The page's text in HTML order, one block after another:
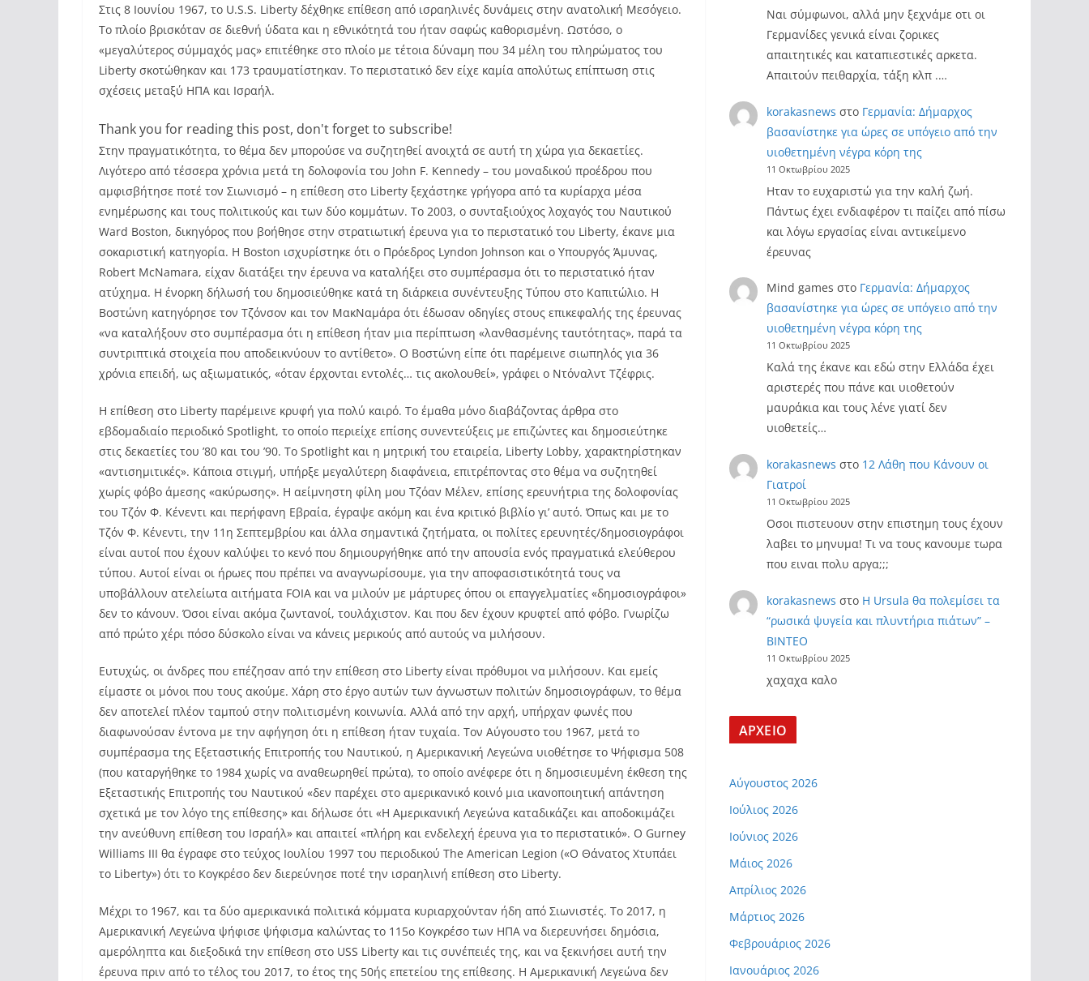
Στις 8 Ιουνίου 1967, το U.S.S. Liberty δέχθηκε επίθεση από ισραηλινές δυνάμεις στην ανατολική Μεσόγειο.
Το πλοίο βρισκόταν σε διεθνή ύδατα και η εθνικότητά του ήταν σαφώς καθορισμένη. Ωστόσο, ο
«μεγαλύτερος σύμμαχός μας» επιτέθηκε στο πλοίο με τέτοια δύναμη που 34 μέλη του πληρώματος του
Liberty σκοτώθηκαν και 173 τραυματίστηκαν. Το περιστατικό δεν είχε καμία απολύτως επίπτωση στις
σχέσεις μεταξύ ΗΠΑ και Ισραήλ.
Thank you for reading this post, don't forget to subscribe!
Στην πραγματικότητα, το θέμα δεν μπορούσε να συζητηθεί ανοιχτά σε αυτή τη χώρα για δεκαετίες.
Λιγότερο από τέσσερα χρόνια μετά τη δολοφονία του John F. Kennedy – του μοναδικού προέδρου που
αμφισβήτησε ποτέ τον Σιωνισμό – η επίθεση στο Liberty ξεχάστηκε γρήγορα από τα κυρίαρχα μέσα
ενημέρωσης και τους πολιτικούς και των δύο κομμάτων. Το 2003, ο συνταξιούχος λοχαγός του Ναυτικού
Ward Boston, δικηγόρος που βοήθησε στην στρατιωτική έρευνα για το περιστατικό του Liberty, έκανε μια
σοκαριστική κατηγορία. Η Boston ισχυρίστηκε ότι ο Πρόεδρος Lyndon Johnson και ο Υπουργός Άμυνας,
Robert McNamara, είχαν διατάξει την έρευνα να καταλήξει στο συμπέρασμα ότι το περιστατικό ήταν
ατύχημα. Η ένορκη δήλωσή του δημοσιεύθηκε κατά τη διάρκεια συνέντευξης Τύπου στο Καπιτώλιο. Η
Βοστώνη κατηγόρησε τον Τζόνσον και τον ΜακΝαμάρα ότι έδωσαν οδηγίες στους επικεφαλής της έρευνας
«να καταλήξουν στο συμπέρασμα ότι η επίθεση ήταν μια περίπτωση «λανθασμένης ταυτότητας», παρά τα
συντριπτικά στοιχεία που αποδεικνύουν το αντίθετο». Ο Βοστώνη είπε ότι παρέμεινε σιωπηλός για 36
χρόνια επειδή, ως αξιωματικός, «όταν έρχονται εντολές… τις ακολουθεί», γράφει ο Ντόναλντ Τζέφρις.
Η επίθεση στο Liberty παρέμεινε κρυφή για πολύ καιρό. Το έμαθα μόνο διαβάζοντας άρθρα στο
εβδομαδιαίο περιοδικό Spotlight, το οποίο περιείχε επίσης συνεντεύξεις με επιζώντες και δημοσιεύτηκε
στις δεκαετίες του ’80 και του ’90. Το Spotlight και η μητρική του εταιρεία, Liberty Lobby, χαρακτηρίστηκαν
«αντισημιτικές». Κάποια στιγμή, υπήρξε μεγαλύτερη διαφάνεια, επιτρέποντας στο θέμα να συζητηθεί
χωρίς φόβο άμεσης «ακύρωσης». Η αείμνηστη φίλη μου Τζόαν Μέλεν, επίσης ερευνήτρια της δολοφονίας
του Τζόν Φ. Κένεντι και περήφανη Εβραία, έγραψε ακόμη και ένα κριτικό βιβλίο γι’ αυτό. Όπως και με το
Τζόν Φ. Κένεντι, την 11η Σεπτεμβρίου και άλλα σημαντικά ζητήματα, οι πολίτες ερευνητές/δημοσιογράφοι
είναι αυτοί που έχουν καλύψει το κενό που δημιουργήθηκε από την απουσία ενός πραγματικά ελεύθερου
τύπου. Αυτοί είναι οι ήρωες που πρέπει να αναγνωρίσουμε, για την αποφασιστικότητά τους να
υποβάλλουν ατελείωτα αιτήματα FOIA και να μιλούν με μάρτυρες όπου οι επαγγελματίες «δημοσιογράφοι»
δεν το κάνουν. Όσοι είναι ακόμα ζωντανοί, τουλάχιστον. Και που δεν έχουν κρυφτεί από φόβο. Γνωρίζω
από πρώτο χέρι πόσο δύσκολο είναι να κάνεις μερικούς από αυτούς να μιλήσουν.
Ευτυχώς, οι άνδρες που επέζησαν από την επίθεση στο Liberty είναι πρόθυμοι να μιλήσουν. Και εμείς
είμαστε οι μόνοι που τους ακούμε. Χάρη στο έργο αυτών των άγνωστων πολιτών δημοσιογράφων, το θέμα
δεν αποτελεί πλέον ταμπού στην πολιτισμένη κοινωνία. Αλλά από την αρχή, υπήρχαν φωνές που
διαφωνούσαν έντονα με την αφήγηση ότι η επίθεση ήταν τυχαία. Τον Αύγουστο του 1967, μετά το
συμπέρασμα της Εξεταστικής Επιτροπής του Ναυτικού, η Αμερικανική Λεγεώνα υιοθέτησε το Ψήφισμα 508
(που καταργήθηκε το 1984 χωρίς να αναθεωρηθεί πρώτα), το οποίο ανέφερε ότι η δημοσιευμένη έκθεση της
Εξεταστικής Επιτροπής του Ναυτικού «δεν παρέχει στο αμερικανικό κοινό μια ικανοποιητική απάντηση
σχετικά με τον λόγο της επίθεσης» και δήλωσε ότι «Η Αμερικανική Λεγεώνα καταδικάζει και αποδοκιμάζει
την ανεύθυνη επίθεση του Ισραήλ» και απαιτεί «πλήρη και ενδελεχή έρευνα για το περιστατικό». Ο Gurney
Williams III θα έγραφε στο τεύχος Ιουλίου 1997 του περιοδικού The American Legion («Ο Θάνατος Χτυπάει
το Liberty») ότι το Κογκρέσο δεν διερεύνησε ποτέ την ισραηλινή επίθεση στο Liberty.
Μέχρι το 1967, και τα δύο αμερικανικά πολιτικά κόμματα κυριαρχούνταν ήδη από Σιωνιστές. Το 2017, η
Αμερικανική Λεγεώνα ψήφισε ψήφισμα καλώντας το 115ο Κογκρέσο των ΗΠΑ να διερευνήσει δημόσια,
αμερόληπτα και διεξοδικά την επίθεση στο USS Liberty και τις συνέπειές της, και να ξεκινήσει αυτή την
έρευνα πριν από το τέλος του 2017, το έτος της 50ής επετείου της επίθεσης. Η Αμερικανική Λεγεώνα δεν
Ναι σύμφωνοι, αλλά μην ξεχνάμε οτι οι
Γερμανίδες γενικά είναι ζορικες
απαιτητικές και καταπιεστικές αρκετα.
Απαιτούν πειθαρχία, τάξη κλπ .…
korakasnews στο Γερμανία: Δήμαρχος
βασανίστηκε για ώρες σε υπόγειο από την
υιοθετημένη νέγρα κόρη της
11 Οκτωβρίου 2025
Ηταν το ευχαριστώ για την καλή ζωή.
Πάντως έχει ενδιαφέρον τι παίζει από πίσω
και λόγω εργασίας είναι αντικείμενο
έρευνας
Mind games στο Γερμανία: Δήμαρχος
βασανίστηκε για ώρες σε υπόγειο από την
υιοθετημένη νέγρα κόρη της
11 Οκτωβρίου 2025
Καλά της έκανε και εδώ στην Ελλάδα έχει
αριστερές που πάνε και υιοθετούν
μαυράκια και τους λένε γιατί δεν
υιοθετείς…
korakasnews στο 12 Λάθη που Κάνουν οι
Γιατροί
11 Οκτωβρίου 2025
Οσοι πιστευουν στην επιστημη τους έχουν
λαβει το μηνυμα! Τι να τους κανουμε τωρα
που ειναι πολυ αργα;;;
korakasnews στο Η Ursula θα πολεμίσει τα
“ρωσικά ψυγεία και πλυντήρια πιάτων” –
ΒΙΝΤΕΟ
11 Οκτωβρίου 2025
χαχαχα καλο
ΑΡΧΕΙΟ
Αύγουστος 2026
Ιούλιος 2026
Ιούνιος 2026
Μάιος 2026
Απρίλιος 2026
Μάρτιος 2026
Φεβρουάριος 2026
Ιανουάριος 2026